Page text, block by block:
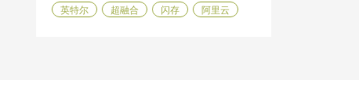
英特尔
超融合 闪存 阿里云